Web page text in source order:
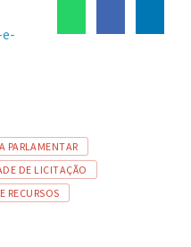
PARLAMENTAR
DE LICITAÇÃO
RECURSOS